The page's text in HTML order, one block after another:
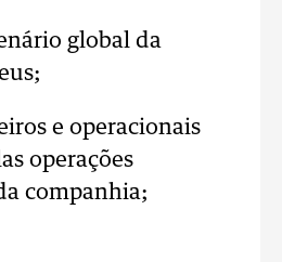
global da
e operacionais
operações
companhia;